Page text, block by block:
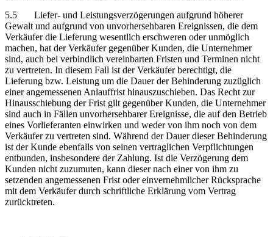
5.5 Liefer- und Leistungsverzögerungen aufgrund höherer
Gewalt und aufgrund von unvorhersehbaren Ereignissen, die dem
Verkäufer die Lieferung wesentlich erschweren oder unmöglich
machen, hat der Verkäufer gegenüber Kunden, die Unternehmer
sind, auch bei verbindlich vereinbarten Fristen und Terminen nicht
zu vertreten. In diesem Fall ist der Verkäufer berechtigt, die
Lieferung bzw. Leistung um die Dauer der Behinderung zuzüglich
einer angemessenen Anlauffrist hinauszuschieben. Das Recht zur
Hinausschiebung der Frist gilt gegenüber Kunden, die Unternehmer
sind auch in Fällen unvorhersehbarer Ereignisse, die auf den Betrieb
eines Vorlieferanten einwirken und weder von ihm noch von dem
Verkäufer zu vertreten sind. Während der Dauer dieser Behinderung
ist der Kunde ebenfalls von seinen vertraglichen Verpflichtungen
entbunden, insbesondere der Zahlung. Ist die Verzögerung dem
Kunden nicht zuzumuten, kann dieser nach einer von ihm zu
setzenden angemessenen Frist oder einvernehmlicher Rücksprache
mit dem Verkäufer durch schriftliche Erklärung vom Vertrag
zurücktreten.